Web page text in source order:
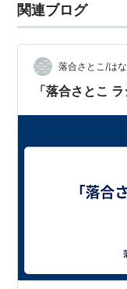
関連ブログ
落合さとこ/は
「落合さとこ